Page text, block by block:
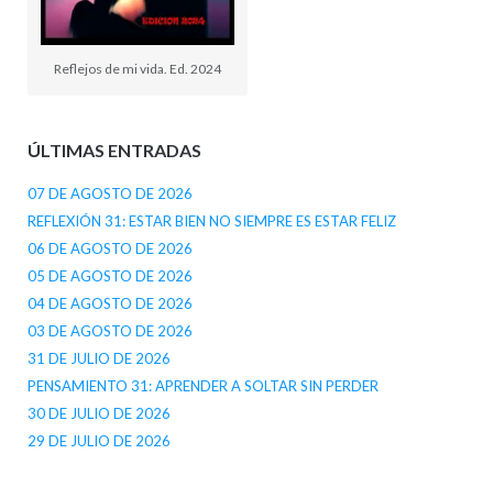
Reflejos de mi vida. Ed. 2024
ÚLTIMAS ENTRADAS
07 DE AGOSTO DE 2026
REFLEXIÓN 31: ESTAR BIEN NO SIEMPRE ES ESTAR FELIZ
06 DE AGOSTO DE 2026
05 DE AGOSTO DE 2026
04 DE AGOSTO DE 2026
03 DE AGOSTO DE 2026
31 DE JULIO DE 2026
PENSAMIENTO 31: APRENDER A SOLTAR SIN PERDER
30 DE JULIO DE 2026
29 DE JULIO DE 2026